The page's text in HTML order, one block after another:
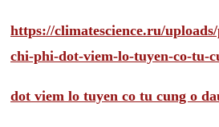
https://climatescience.ru/uploads/
chi-phi-dot-viem-lo-tuyen-co-tu-
dot viem lo tuyen co tu cung o